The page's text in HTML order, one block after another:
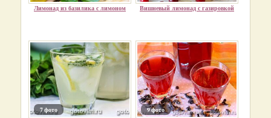
Лимонад из базилика с лимоном
Вишневый лимонад с газировкой
7 фото
9 фото